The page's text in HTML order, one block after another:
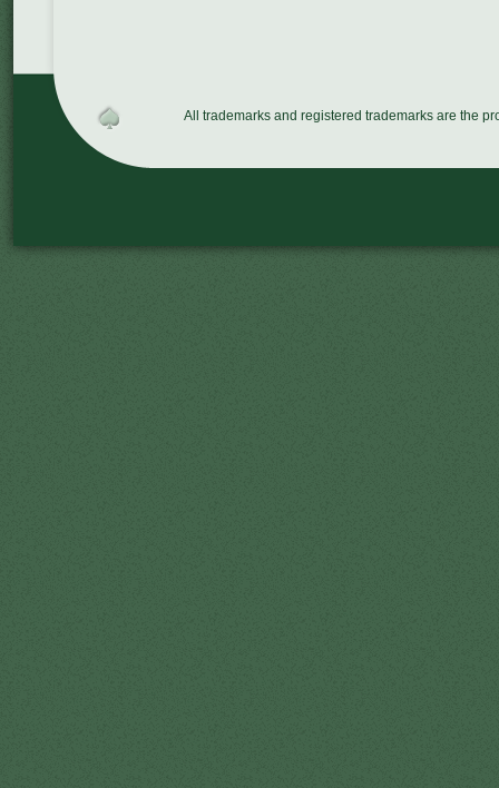
All trademarks and registered trademarks are the